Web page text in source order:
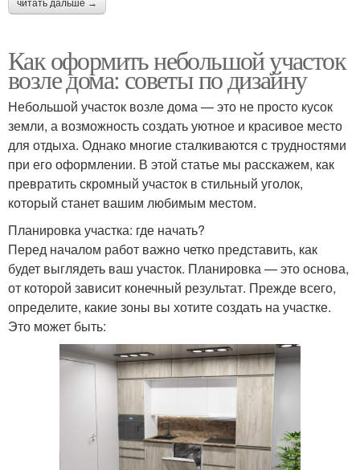
читать дальше →
Как оформить небольшой участок
возле дома: советы по дизайну
Небольшой участок возле дома — это не просто кусок
земли, а возможность создать уютное и красивое место
для отдыха. Однако многие сталкиваются с трудностями
при его оформлении. В этой статье мы расскажем, как
превратить скромный участок в стильный уголок,
который станет вашим любимым местом.
Планировка участка: где начать?
Перед началом работ важно четко представить, как
будет выглядеть ваш участок. Планировка — это основа,
от которой зависит конечный результат. Прежде всего,
определите, какие зоны вы хотите создать на участке.
Это может быть: